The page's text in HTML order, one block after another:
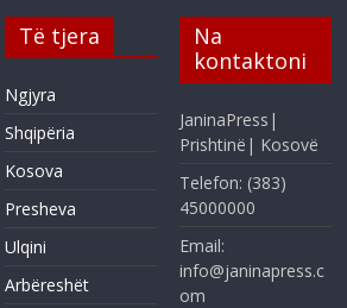
Të tjera
Ngjyra
Shqipëria
Kosova
Presheva
Ulqini
Arbëreshët
Na
kontaktoni
JaninaPress|
Prishtinë| Kosovë
Telefon: (383)
45000000
Email:
info@janinapress.c
om